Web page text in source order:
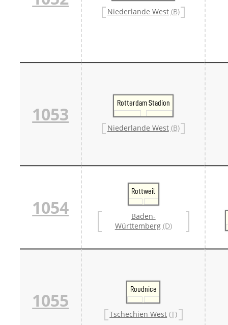
Weitere
Niederlande West (B)
1053
Rotterdam Stadion
Niederlande West (B)
1054
Rottweil
Baden-
Württemberg (D)
1055
Roudnice
Tschechien West (T)